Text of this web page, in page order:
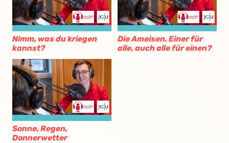
Nimm, was du kriegen
kannst?
Die Ameisen. Einer für
alle, auch alle für einen?
Sonne, Regen,
Donnerwetter